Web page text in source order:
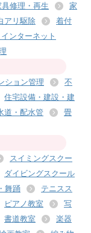
具修理・再生
家
アリ駆除
着付
ンターネット
ション管理
不
住宅設備・建設・建
道・配水管
畳
スイミングスクー
ダイビングスクール
舞踊
テニスス
ピアノ教室
写
書道教室
楽器